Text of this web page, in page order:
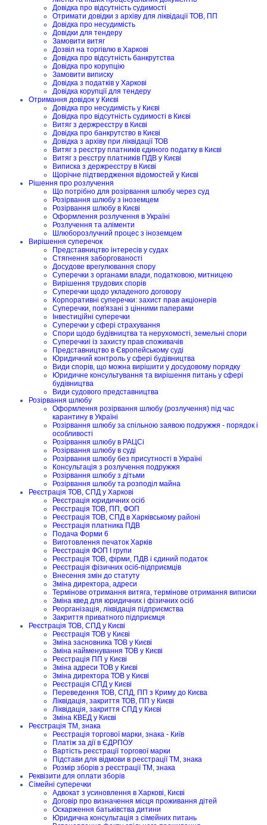
Довідка про відсутність судимості
Отримати довідки з архіву для ліквідації ТОВ, ПП
Довідка про несудимість
Довідки для тендеру
Замовити витяг
Дозвіл на торгівлю в Харкові
Довідка про відсутність банкрутства
Довідка про корупцію
Замовити виписку
Довідка з податків у Харкові
Довідка корупції для тендеру
Отримання довідок у Києві
Довідка про несудимість у Києві
Довідка про відсутність судимості в Києві
Витяг з держреєстру в Києві
Довідка про банкрутство в Києві
Довідка з архіву при ліквідації ТОВ
Витяг з реєстру платників єдиного податку в Києві
Витяг з реєстру платників ПДВ у Києві
Виписка з держреєстру в Києві
Щорічне підтвердження відомостей у Києві
Рішення про розлучення
Що потрібно для розірвання шлюбу через суд
Розірвання шлюбу з іноземцем
Розірвання шлюбу в Києві
Оформлення розлучення в Україні
Розлучення та аліменти
Шлюборозлучний процес з іноземцем
Вирішення суперечок
Представництво інтересів у судах
Стягнення заборгованості
Досудове врегулювання спору
Суперечки з органами влади, податковою, митницею
Вирішення трудових спорів
Суперечки щодо укладеного договору
Корпоративні суперечки: захист прав акціонерів
Суперечки, пов'язані з цінними паперами
Інвестиційні суперечки
Суперечки у сфері страхування
Спори щодо будівництва та нерухомості, земельні спори
Суперечкиі із захисту прав споживачів
Представництво в Європейському суді
Юридичний контроль у сфері будівництва
Види спорів, що можна вирішити у досудовому порядку
Юридичне консультування та вирішення питань у сфері
будівництва
Види судового представництва
Розірвання шлюбу
Оформлення розірвання шлюбу (розлучення) під час
карантину в Україні
Розірвання шлюбу за спільною заявою подружжя - порядок і
особливості
Розірвання шлюбу в РАЦСі
Розірвання шлюбу в суді
Розірвання шлюбу без присутності в Україні
Консультація з розлучення подружжя
Розірвання шлюбу з дітьми
Розірвання шлюбу та розподіл майна
Реєстрація ТОВ, СПД у Харкові
Реєстрація юридичних осіб
Реєстрація ТОВ, ПП, ФОП
Реєстрація ТОВ, СПД в Харківському районі
Реєстрація платника ПДВ
Подача Форми 6
Виготовлення печаток Харків
Реєстрація ФОП I групи
Реєстрація ТОВ, фірми, ПДВ і єдиний податок
Реєстрація фізичних осіб-підприємців
Внесення змін до статуту
Зміна директора, адреси
Термінове отримання витяга, термінове отримання виписки
Зміна квед для юридичних і фізичних осіб
Реорганізація, ліквідація підприємства
Закриття приватного підприємця
Реєстрація ТОВ, СПД у Києві
Реєстрація ТОВ у Києві
Зміна засновника ТОВ у Києві
Зміна найменування ТОВ у Києві
Реєстрація ПП у Києві
Зміна адреси ТОВ у Києві
Зміна директора ТОВ у Києві
Реєстрація СПД у Києві
Переведення ТОВ, СПД, ПП з Криму до Києва
Ліквідація, закриття ТОВ, ПП у Києві
Ліквідація, закриття СПД у Києві
Зміна КВЕД у Києві
Реєстрація ТМ, знака
Реєстрація торгової марки, знака - Київ
Платіж за дії в ЄДРПОУ
Вартість реєстрації торгової марки
Підстави для відмови в реєстрації ТМ, знака
Розмір зборів з реєстрації ТМ, знака
Реквізити для оплати зборів
Сімейні суперечки
Адвокат з усиновлення в Харкові, Києві
Договір про визначення місця проживання дітей
Оскарження батьківства дитини
Юридична консультація з сімейних питань